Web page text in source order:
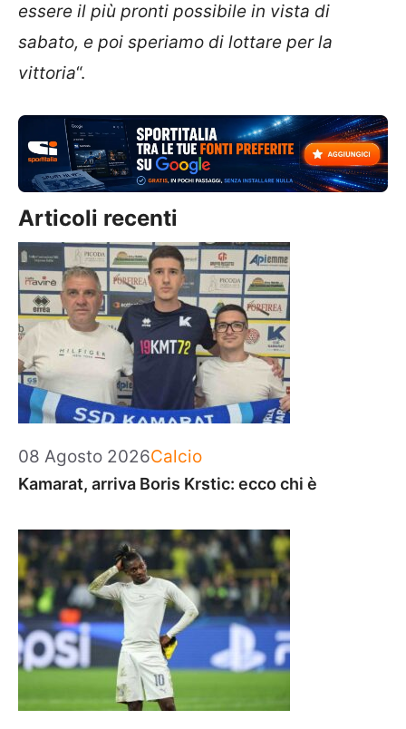
essere il più pronti possibile in vista di
sabato, e poi speriamo di lottare per la
vittoria“.
Articoli recenti
08 Agosto 2026Categorie
Calcio
Kamarat, arriva Boris Krstic: ecco chi è